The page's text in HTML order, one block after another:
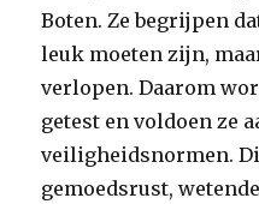
Boten. Ze begrijpen
leuk moeten zijn,
verlopen. Daarom
getest en voldoen ze
veiligheidsnormen.
gemoedsrust,